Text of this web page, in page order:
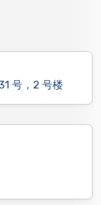
号，2 号楼